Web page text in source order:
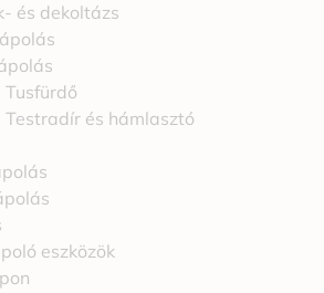
és dekoltázs
Tusfürdő
Testradír és hámlasztó
eszközök